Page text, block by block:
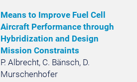
Means to Improve Fuel Cell
Aircraft Performance through
Hybridization and Design
Mission Constraints
P. Albrecht, C. Bänsch, D.
Murschenhofer